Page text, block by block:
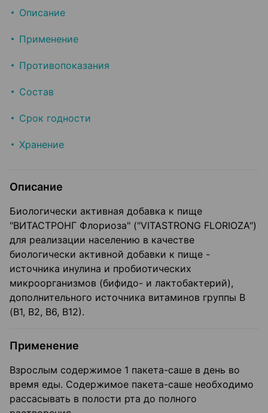
Описание
Применение
Противопоказания
Состав
Срок годности
Хранение
Описание
Биологически активная добавка к пище
"ВИТАСТРОНГ Флориоза" ("VITASTRONG FLORIOZA")
для реализации населению в качестве
биологически активной добавки к пище -
источника инулина и пробиотических
микроорганизмов (бифидо- и лактобактерий),
дополнительного источника витаминов группы В
(В1, В2, В6, В12).
Применение
Взрослым содержимое 1 пакета-саше в день во
время еды. Содержимое пакета-саше необходимо
рассасывать в полости рта до полного